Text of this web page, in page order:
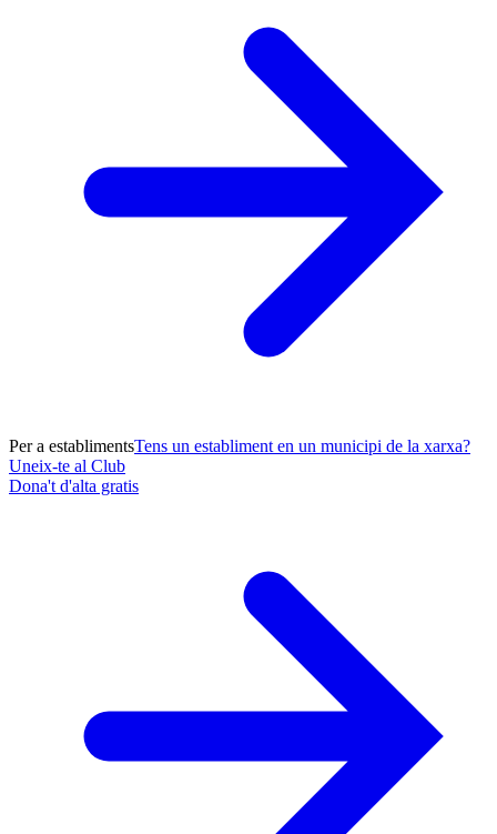
Per a establimentsTens un establiment en un municipi de la xarxa?
Uneix-te al Club
Dona't d'alta gratis